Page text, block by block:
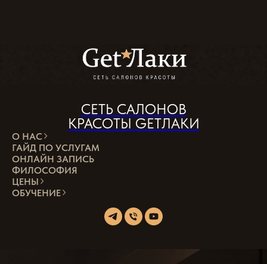
СЕТЬ САЛОНОВ
КРАСОТЫ GETЛАКИ
О НАС
ГАЙД ПО УСЛУГАМ
ОНЛАЙН ЗАПИСЬ
ФИЛОСОФИЯ
ЦЕНЫ
ОБУЧЕНИЕ